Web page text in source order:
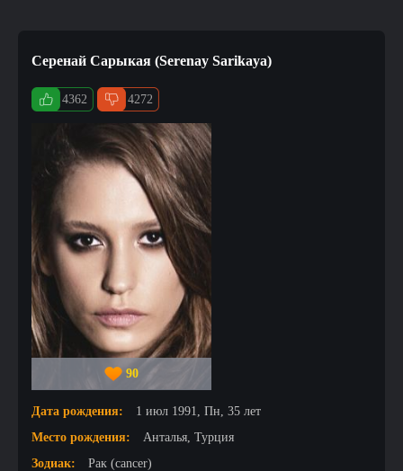
Серенай Сарыкая (Serenay Sarikaya)
4362 4272
90
Дата рождения:
1 июл 1991, Пн, 35 лет
Место рождения:
Анталья, Турция
Зодиак:
Рак (cancer)